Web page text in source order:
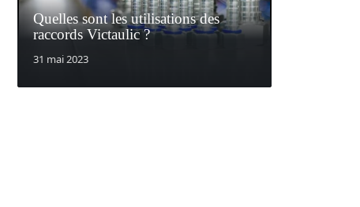
Quelles sont les utilisations des
raccords Victaulic ?
31 mai 2023